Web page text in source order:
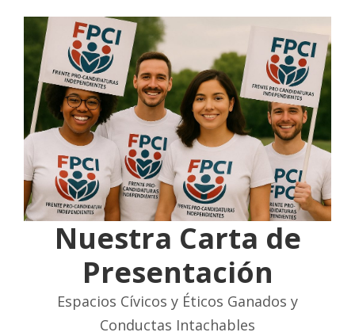
Nuestra Carta de
Presentación
Espacios Cívicos y Éticos Ganados y
Conductas Intachables